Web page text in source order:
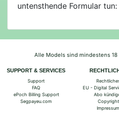
untensthende Formular tun:
Alle Models sind mindestens
SUPPORT & SERVICES
Support
FAQ
ePoch Billing Support
Segpayeu.com
EU - Digital
Abo
Copyright
Impressum